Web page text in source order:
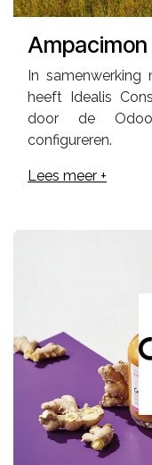
Ampacimon
In samenwerking
heeft Idealis
door de
configureren.
Lees meer +